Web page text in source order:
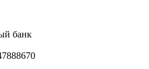
банк